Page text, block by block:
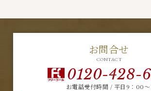
お問合せ
CONTACT
0120-428-
お電話受付時間 / 平日9：00